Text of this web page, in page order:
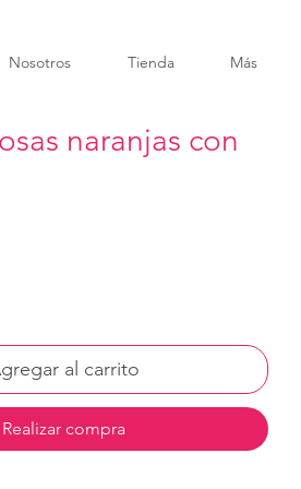
Nosotros Tienda Más
naranjas con
al carrito
Realizar compra